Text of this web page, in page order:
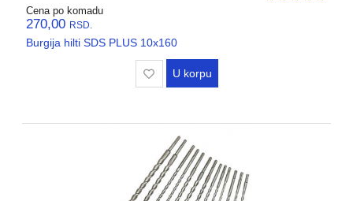
Cena po komadu
270,00 RSD.
Burgija hilti SDS PLUS 10x160
U korpu